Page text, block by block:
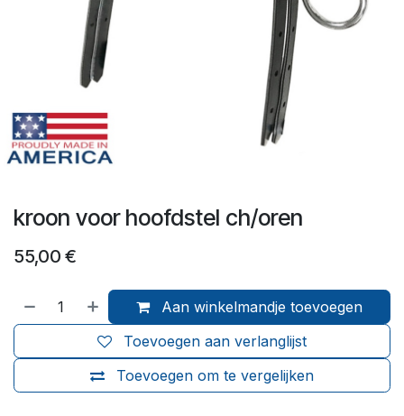
kroon voor hoofdstel ch/oren
55,00 €
Aan winkelmandje toevoegen
Toevoegen om te vergelijken
Toevoegen aan verlanglijst